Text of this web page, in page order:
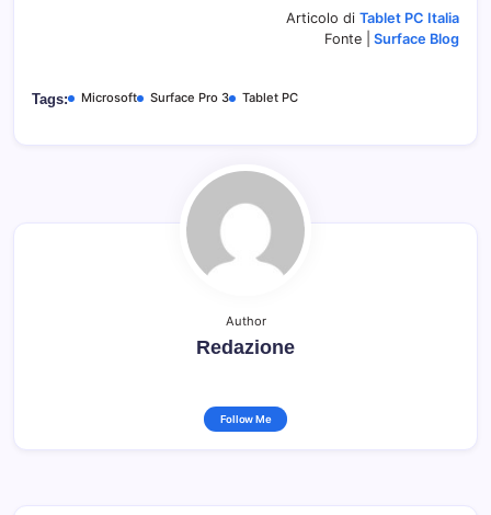
Articolo di Tablet PC Italia
Fonte |
Surface Blog
Tags: Microsoft Surface Pro 3 Tablet PC
Author
Redazione
Follow Me